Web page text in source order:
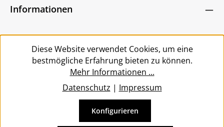
bin mit ihnen einverstanden.
Zeichen ein*
Informationen
Service
Vertrag widerrufen
Diese Website verwendet Cookies, um eine
bestmögliche Erfahrung bieten zu können.
Mehr Informationen ...
Datenschutz | Impressum
Konfigurieren